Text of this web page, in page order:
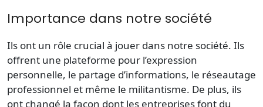
Importance dans notre société
Ils ont un rôle crucial à jouer dans notre société. Ils
offrent une plateforme pour l’expression
personnelle, le partage d’informations, le réseautage
professionnel et même le militantisme. De plus, ils
ont changé la façon dont les entreprises font du